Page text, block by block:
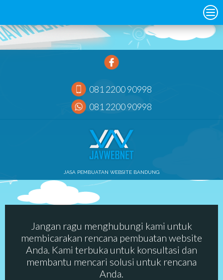
081 2200 90998
081 2200 90998
JASA PEMBUATAN WEBSITE BANDUNG
Jangan ragu menghubungi kami untuk
membicarakan rencana pembuatan website
Anda. Kami terbuka untuk konsultasi dan
membantu mencari solusi untuk rencana
Anda.